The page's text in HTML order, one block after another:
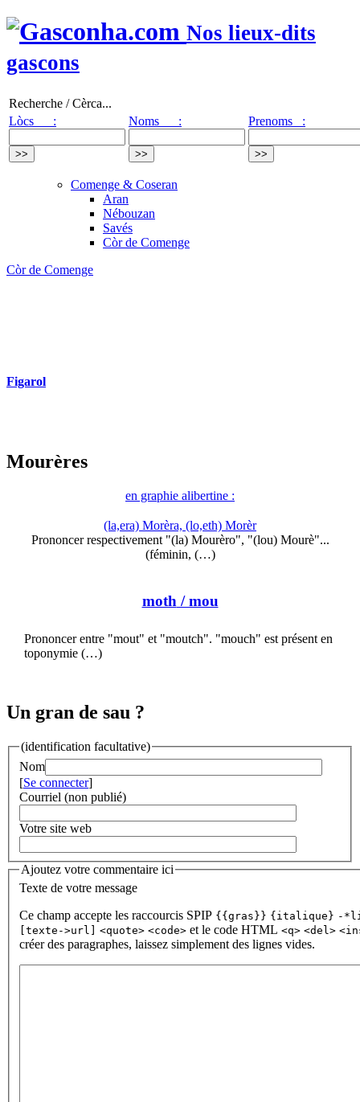
Nos lieux-dits
gascons
Recherche / Cèrca...
Lòcs :
Noms : Prenoms :
Comenge & Coseran
Aran
Nébouzan
Savés
Còr de Comenge
Còr de Comenge
Figarol
Mourères
en graphie alibertine :
(la,era) Morèra, (lo,eth) Morèr
Prononcer respectivement "(la) Mourèro", "(lou) Mourè"...
(féminin, (…)
moth / mou
Prononcer entre "mout" et "moutch". "mouch" est présent en
toponymie (…)
Un gran de sau ?
(identification facultative)
Nom
[Se connecter]
Courriel (non publié)
Votre site web
Ajoutez votre commentaire ici
Texte de votre message
Ce champ accepte les raccourcis SPIP {{gras}} {italique} -
[texte->url]
<quote> <code> et le code HTML <q> <del>
créer des paragraphes, laissez simplement des lignes vides.